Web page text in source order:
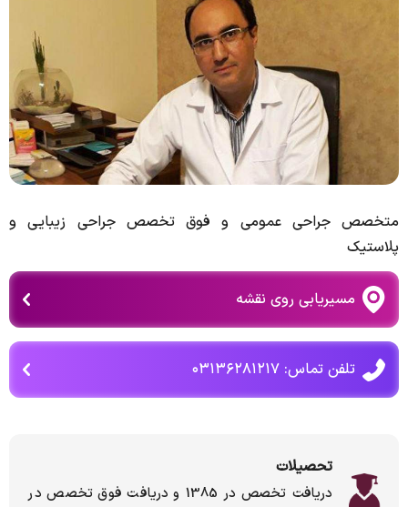
متخصص جراحی عمومی و فوق تخصص جراحی زیبایی و
پلاستیک
مسیریابی روی نقشه
تلفن تماس: ۰۳۱۳۶۲۸۱۲۱۷
تحصیلات
دریافت تخصص در 1385 و دریافت فوق تخصص در